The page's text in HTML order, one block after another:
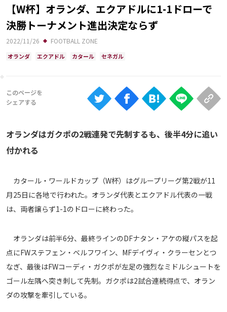
Schedule
ランキング
Ranking
Android
TV
メディアアライアンス
【W杯】オランダ、エクアドルに1-1ドローで
決勝トーナメント進出決定ならず
2022/11/26 FOOTBALL ZONE
オランダ エクアドル カタール セネガル
オランダはガクポの2戦連発で先制するも、後半4分に追い
付かれる
カタール・ワールドカップ（W杯）はグループリーグ第2戦が11
月25日に各地で行われた。オランダ代表とエクアドル代表の一戦
は、両者譲らず1-1のドローに終わった。
オランダは前半6分、最終ラインのDFナタン・アケの縦パスを起
点にFWステフェン・ベルフワイン、MFデイヴィ・クラーセンとつ
なぎ、最後はFWコーディ・ガクポが左足の強烈なミドルシュートを
ゴール左隅へ突き刺して先制。ガクポは2試合連続得点で、オラン
ダの攻撃を牽引している。